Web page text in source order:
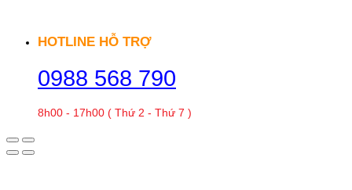
HOTLINE HỖ TRỢ
0988 568 790
8h00 - 17h00 ( Thứ 2 - Thứ 7 )